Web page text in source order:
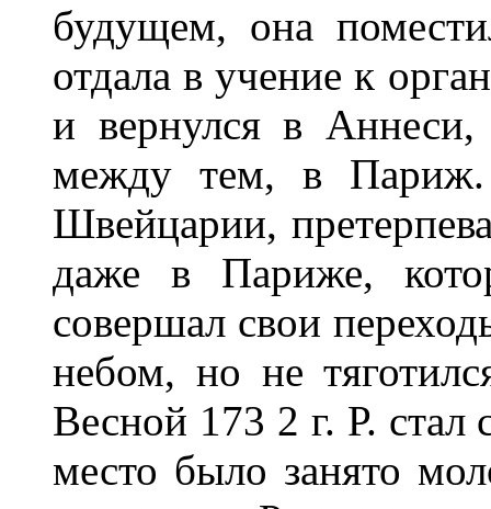
будущем, она
отдала в учение к
и вернулся в Аннеси,
между тем, в Париж.
Швейцарии,
даже в Париже,
совершал свои
небом, но не
Весной 173 2 г. Р. стал
место было занято